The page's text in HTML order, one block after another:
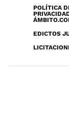
POLÍTICA
EDICTOS